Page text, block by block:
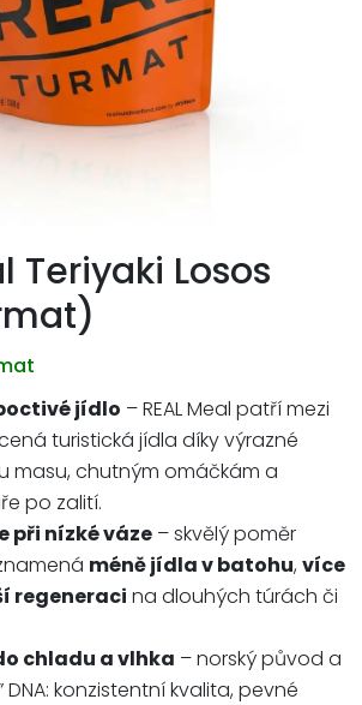
Teriyaki Losos
jídlo – REAL Meal patří mezi
turistická jídla díky výrazné
masu, chutným omáčkám a
po zalití.
při nízké váze – skvělý poměr
méně jídla v batohu, více
regeneraci na dlouhých túrách či
chladu a vlhka – norský původ a
konzistentní kvalita, pevné